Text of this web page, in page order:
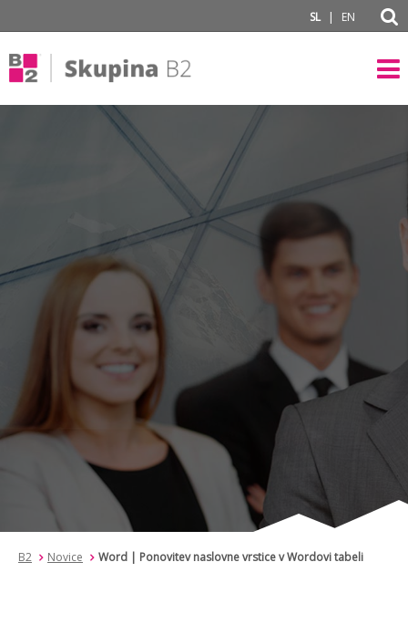
SL | EN
B2 Novice Word | Ponovitev naslovne vrstice v Wordovi tabeli